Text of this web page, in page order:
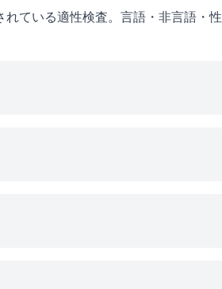
れている適性検査。言語・非言語・性